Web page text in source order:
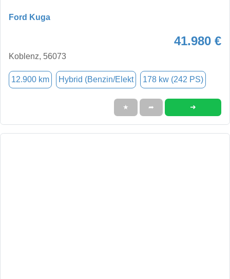
Ford Kuga
41.980 €
Koblenz, 56073
12.900 km Hybrid (Benzin/Elekt 178 kw (242 PS)
★ ➦ ➜